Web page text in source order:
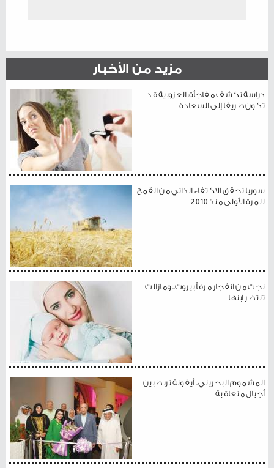
مزيد من الأخبار
دراسة تكشف مفاجأة: العزوبية قد
تكون طريقا إلى السعادة
سوريا تحقق الاكتفاء الذاتي من القمح
للمرة الأولى منذ 2010
نجت من انفجار مرفأ بيروت.. ومازالت
تنتظر ابنها
المشموم البحريني.. أيقونة تربط بين
أجيال متعاقبة